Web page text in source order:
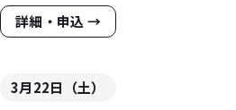
詳細・申込 →
3月22日（土）